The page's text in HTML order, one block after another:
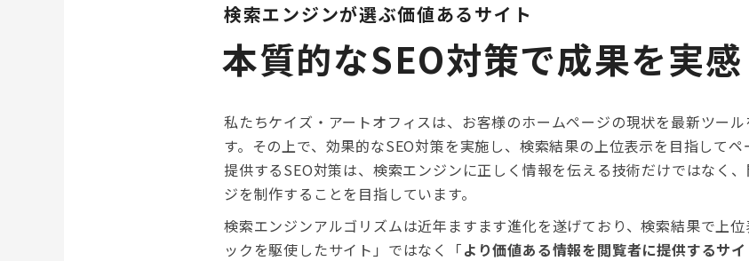
検索エンジンが選ぶ価値あるサイト
本質的なSEO対策で成果を実感
私たちケイズ・アートオフィスは、お客様のホームページの現状を最新ツー
す。その上で、効果的なSEO対策を実施し、検索結果の上位表示を目指して
提供するSEO対策は、検索エンジンに正しく情報を伝える技術だけではなく
ジを制作することを目指しています。
検索エンジンアルゴリズムは近年ますます進化を遂げており、検索結果で上
ックを駆使したサイト」ではなく「より価値ある情報を閲覧者に提供するサイ